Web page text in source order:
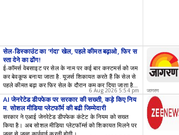
सेल-डिस्काउंट का 'गंदा' खेल, पहले कीमत बढ़ाओ, फिर स
स्ता देने का ढोंग!
ई-कॉमर्स वेबसाइट पर सेल के नाम पर कई बार कस्टमर्स को जम
कर बेवकूफ बनाया जाता है. यूजर्स शिकायत करते हैं कि सेल से
पहले कीमत बढ़ा कर फिर सेल के दौरान कम कर दिया जाता है.
कई बार MRP से डिस्काउंट दिखाया जाता है. आइए जानते हैं
सेल में कैसे आप बेवकूफ होने से बच सकते हैं.
6 Aug 2026 5:54 pm जागरण
AI जेनरेटेड डीपफेक पर सरकार की सख्ती, कड़े किए निय
म, सोशल मीडिया प्लेटफॉर्म की बढ़ी जिम्मेदारी
सरकार ने एआई जेनरेटेड डीपफेक कंटेट के नियम को सख्त
किया है। अब सोशल मीडिया प्लेटफॉर्म्स को शिकायत मिलने पर